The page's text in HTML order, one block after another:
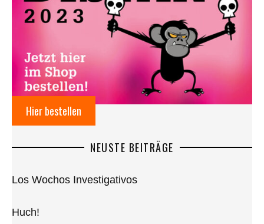
Hier bestellen
NEUSTE BEITRÄGE
Los Wochos Investigativos
Huch!